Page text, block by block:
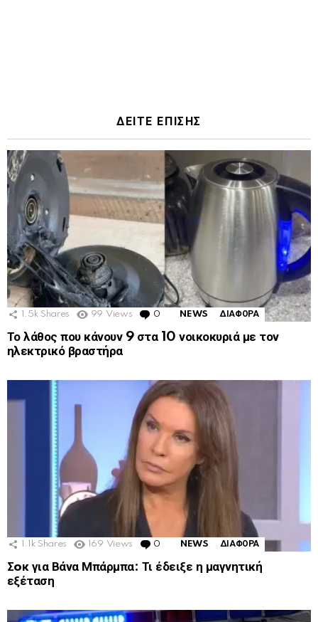
ΔΕΙΤΕ ΕΠΙΣΗΣ
1.5k Shares 99 Views 0 Comments
NEWS ΔΙΑΦΟΡΑ
Το λάθος που κάνουν 9 στα 10 νοικοκυριά με τον
ηλεκτρικό βραστήρα
1.1k Shares 169 Views 0 Comments
NEWS ΔΙΑΦΟΡΑ
Σoκ για Βάνα Μπάρμπα: Τι έδειξε η μαγνητική
εξέταση